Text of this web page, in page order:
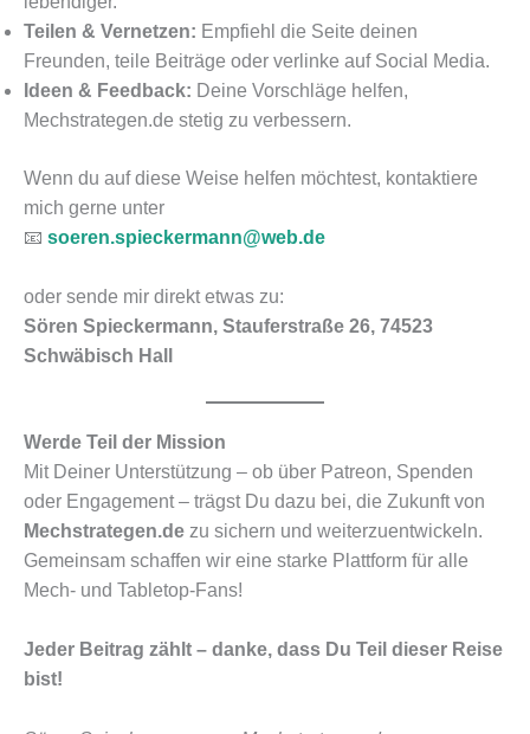
Teilen & Vernetzen: Empfiehl die Seite deinen
Freunden, teile Beiträge oder verlinke auf Social Media.
Ideen & Feedback: Deine Vorschläge helfen,
Mechstrategen.de stetig zu verbessern.
Wenn du auf diese Weise helfen möchtest, kontaktiere
mich gerne unter
📧 soeren.spieckermann@web.de
oder sende mir direkt etwas zu:
Sören Spieckermann, Stauferstraße 26, 74523
Schwäbisch Hall
Werde Teil der Mission
Mit Deiner Unterstützung – ob über Patreon, Spenden
oder Engagement – trägst Du dazu bei, die Zukunft von
Mechstrategen.de zu sichern und weiterzuentwickeln.
Gemeinsam schaffen wir eine starke Plattform für alle
Mech- und Tabletop-Fans!
Jeder Beitrag zählt – danke, dass Du Teil dieser Reise
bist!